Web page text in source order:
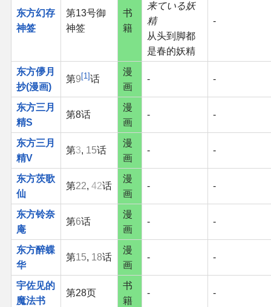
东方幻存
神签
第13号御
神签
书
籍
来ている妖
精
从头到脚都
是春的妖精
-
东方儚月
抄(漫画)
第9 1 话
漫
画
- -
东方三月
精S
第8话
漫
画
- -
东方三月
精V
第3, 15话
漫
画
- -
东方茨歌
仙
第22, 42话
漫
画
- -
东方铃奈
庵
第6话
漫
画
- -
东方醉蝶
华
第15, 18话
漫
画
- -
宇佐见的
魔法书
第28页
书
籍
- -